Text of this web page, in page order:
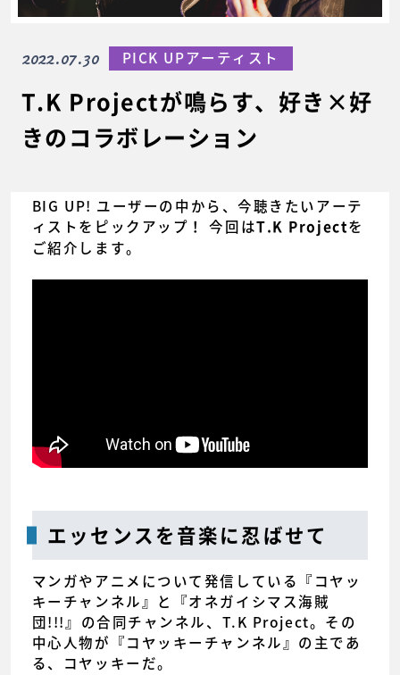
T.K Projectが鳴らす、好き×好
きのコラボレーション
2022.07.30 PICK UPアーティスト
BIG UP! ユーザーの中から、今聴きたいアーテ
ィストをピックアップ！ 今回はT.K Projectを
ご紹介します。
エッセンスを音楽に忍ばせて
マンガやアニメについて発信している『コヤッ
キーチャンネル』と『オネガイシマス海賊
団!!!』の合同チャンネル、T.K Project。その
中心人物が『コヤッキーチャンネル』の主であ
る、コヤッキーだ。